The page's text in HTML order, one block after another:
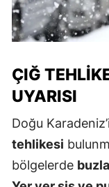
ÇIĞ
UYARISI
Doğu
tehlikesi
bölgelerde